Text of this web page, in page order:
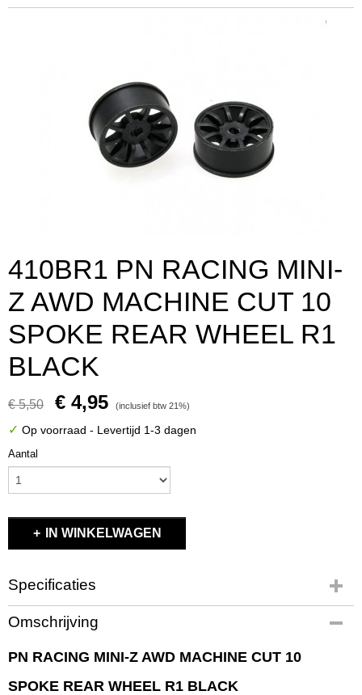
410BR1 PN RACING MINI-
Z AWD MACHINE CUT 10
SPOKE REAR WHEEL R1
BLACK
€ 5,50 € 4,95 (inclusief btw 21%)
✓ Op voorraad - Levertijd 1-3 dagen
Aantal
IN WINKELWAGEN
Specificaties
Productcode
410BR1
EAN code
Productcode leverancier
Omschrijving
PN RACING MINI-Z AWD MACHINE CUT 10
SPOKE REAR WHEEL R1 BLACK